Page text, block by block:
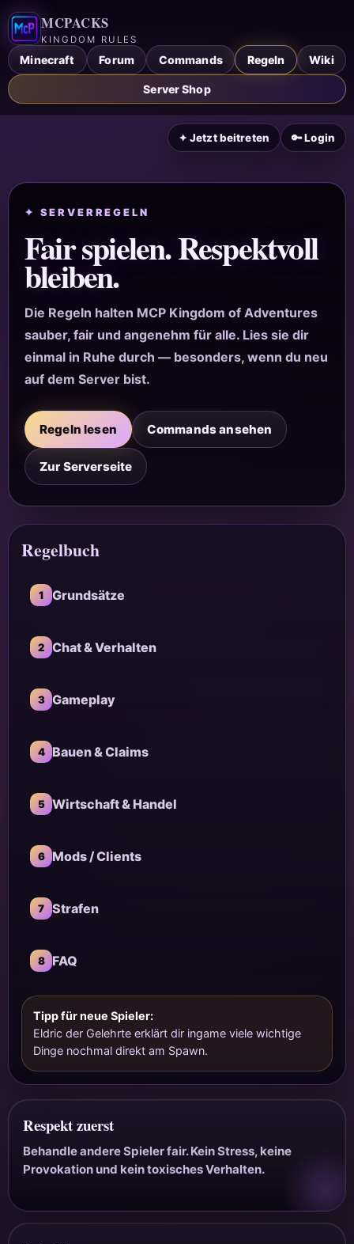
MCPACKS
KINGDOM RULES
Minecraft Forum Commands Regeln Wiki
Server Shop
✦ Jetzt beitreten 🔑 Login
✦ SERVERREGELN
Fair spielen. Respektvoll
bleiben.
Die Regeln halten MCP Kingdom of Adventures
sauber, fair und angenehm für alle. Lies sie dir
einmal in Ruhe durch — besonders, wenn du neu
auf dem Server bist.
Regeln lesen Commands ansehen
Zur Serverseite
Regelbuch
1 Grundsätze
2 Chat & Verhalten
3 Gameplay
4 Bauen & Claims
5 Wirtschaft & Handel
6 Mods / Clients
7 Strafen
8 FAQ
Tipp für neue Spieler:
Eldric der Gelehrte erklärt dir ingame viele wichtige
Dinge nochmal direkt am Spawn.
Respekt zuerst
Behandle andere Spieler fair. Kein Stress, keine
Provokation und kein toxisches Verhalten.